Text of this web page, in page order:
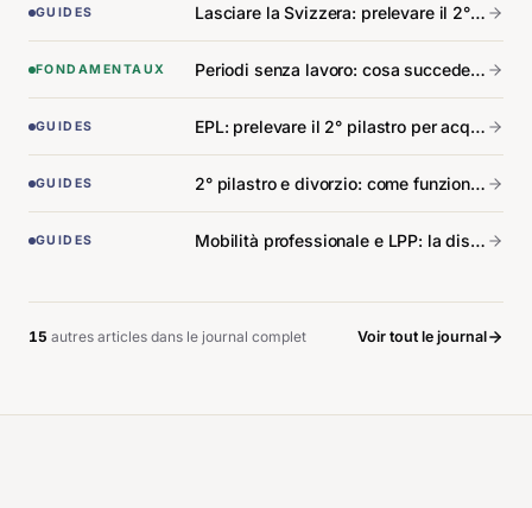
GUIDES Lasciare la Svizzera: prelevare il 2° pilastro a seconda del paese di destinazione.
FONDAMENTAUX Periodi senza lavoro: cosa succede al Suo 2° pilastro.
GUIDES EPL: prelevare il 2° pilastro per acquistare l'abitazione principale.
GUIDES 2° pilastro e divorzio: come funziona davvero la divisione.
GUIDES Mobilità professionale e LPP: la dispersione che non si vede.
15 autres articles dans le journal complet Voir tout le journal